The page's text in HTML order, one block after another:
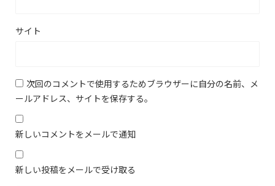
サイト
次回のコメントで使用するためブラウザーに自分の名前、メ
ールアドレス、サイトを保存する。
新しいコメントをメールで通知
新しい投稿をメールで受け取る